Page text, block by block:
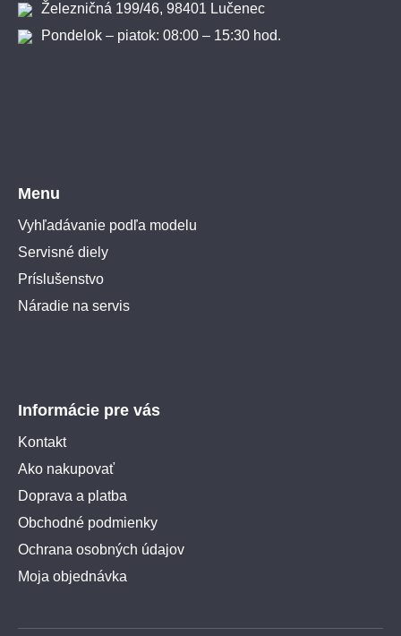
Železničná 199/46, 98401 Lučenec
Pondelok – piatok: 08:00 – 15:30 hod.
Menu
Vyhľadávanie podľa modelu
Servisné diely
Príslušenstvo
Náradie na servis
Informácie pre vás
Kontakt
Ako nakupovať
Doprava a platba
Obchodné podmienky
Ochrana osobných údajov
Moja objednávka